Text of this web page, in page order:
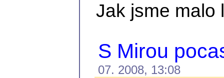
Jak jsme malo
S Mirou
07. 2008, 13:08